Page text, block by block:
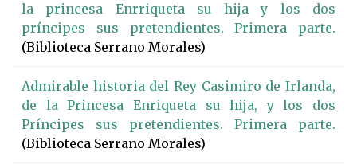
la princesa Enrriqueta su hija y los dos
príncipes sus pretendientes. Primera parte.
(Biblioteca Serrano Morales)
Admirable historia del Rey Casimiro de Irlanda,
de la Princesa Enriqueta su hija, y los dos
Príncipes sus pretendientes. Primera parte.
(Biblioteca Serrano Morales)